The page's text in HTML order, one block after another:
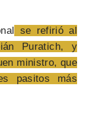
se refirió al
Puratich, y
ministro, que
pasitos más